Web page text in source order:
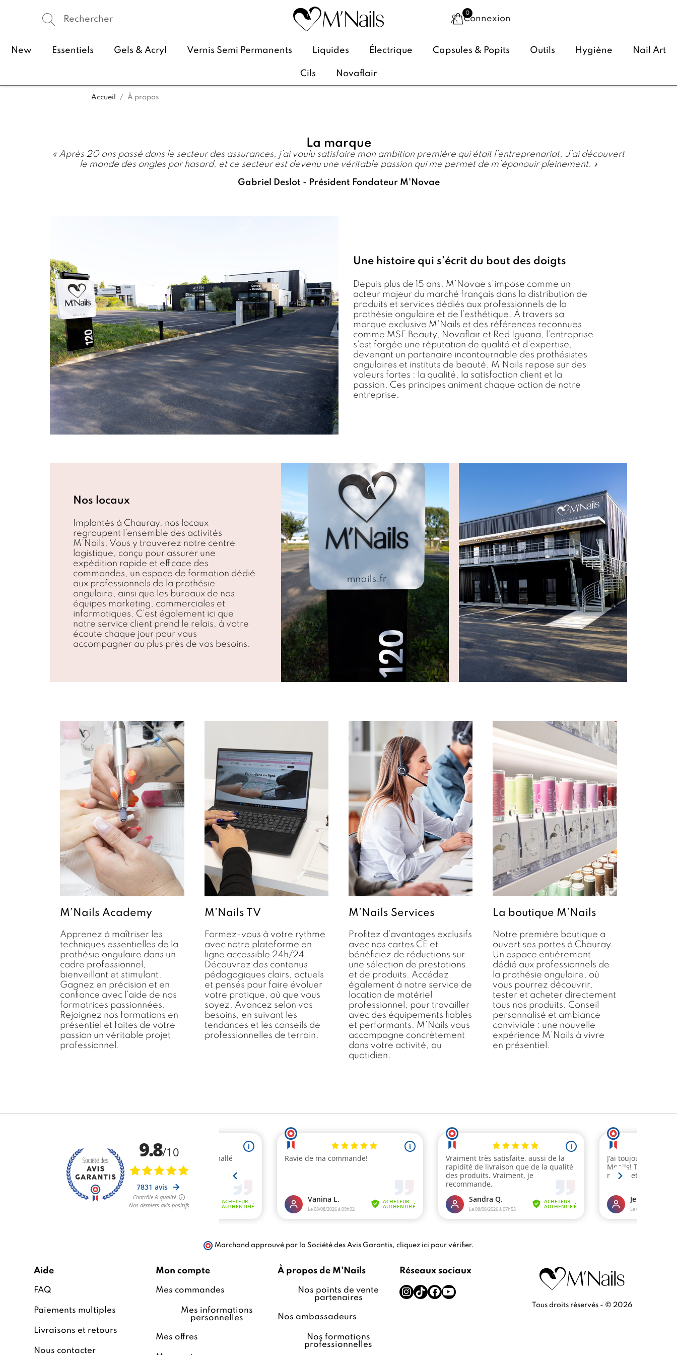
Connexion
New Essentiels Gels & Acryl Vernis Semi Permanents Liquides Électrique Capsules & Popits Outils Hygiène Nail Art
Cils Novaflair
Accueil À propos
La marque
« Après 20 ans passé dans le secteur des assurances, j’ai voulu satisfaire mon ambition première qui était l’entreprenariat. J’ai découvert
le monde des ongles par hasard, et ce secteur est devenu une véritable passion qui me permet de m’épanouir pleinement. »
Gabriel Deslot - Président Fondateur M'Novae
Une histoire qui s’écrit du bout des doigts
Depuis plus de 15 ans, M’Novae s’impose comme un
acteur majeur du marché français dans la distribution de
produits et services dédiés aux professionnels de la
prothésie ongulaire et de l’esthétique. À travers sa
marque exclusive M’Nails et des références reconnues
comme MSE Beauty, Novaflair et Red Iguana, l’entreprise
s’est forgée une réputation de qualité et d’expertise,
devenant un partenaire incontournable des prothésistes
ongulaires et instituts de beauté. M’Nails repose sur des
valeurs fortes : la qualité, la satisfaction client et la
passion. Ces principes animent chaque action de notre
entreprise.
Nos locaux
Implantés à Chauray, nos locaux
regroupent l’ensemble des activités
M’Nails. Vous y trouverez notre centre
logistique, conçu pour assurer une
expédition rapide et efficace des
commandes, un espace de formation dédié
aux professionnels de la prothésie
ongulaire, ainsi que les bureaux de nos
équipes marketing, commerciales et
informatiques. C’est également ici que
notre service client prend le relais, à votre
écoute chaque jour pour vous
accompagner au plus près de vos besoins.
M’Nails Academy
Apprenez à maîtriser les
techniques essentielles de la
prothésie ongulaire dans un
cadre professionnel,
bienveillant et stimulant.
Gagnez en précision et en
confiance avec l’aide de nos
formatrices passionnées.
Rejoignez nos formations en
présentiel et faites de votre
passion un véritable projet
professionnel.
M’Nails TV
Formez-vous à votre rythme
avec notre plateforme en
ligne accessible 24h/24.
Découvrez des contenus
pédagogiques clairs, actuels
et pensés pour faire évoluer
votre pratique, où que vous
soyez. Avancez selon vos
besoins, en suivant les
tendances et les conseils de
professionnelles de terrain.
M’Nails Services
Profitez d’avantages exclusifs
avec nos cartes CE et
bénéficiez de réductions sur
une sélection de prestations
et de produits. Accédez
également à notre service de
location de matériel
professionnel, pour travailler
avec des équipements fiables
et performants. M’Nails vous
accompagne concrètement
dans votre activité, au
quotidien.
La boutique M’Nails
Notre première boutique a
ouvert ses portes à Chauray.
Un espace entièrement
dédié aux professionnels de
la prothésie ongulaire, où
vous pourrez découvrir,
tester et acheter directement
tous nos produits. Conseil
personnalisé et ambiance
conviviale : une nouvelle
expérience M’Nails à vivre
en présentiel.
Marchand approuvé par la Société des Avis Garantis, cliquez ici pour vérifier.
Aide
FAQ
Paiements multiples
Livraisons et retours
Nous contacter
Mon compte
Mes commandes
Mes informations
personnelles
Mes offres
À propos de M'Nails
Nos points de vente
partenaires
Nos ambassadeurs
Nos formations
professionnelles
Réseaux sociaux
Tous droits réservés - © 2026